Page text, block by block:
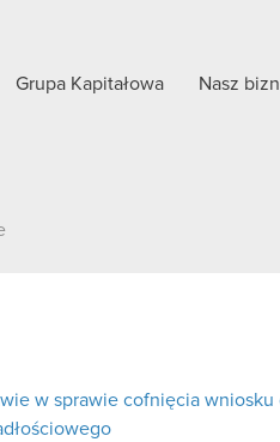
Grupa Kapitałowa Nasz
w sprawie cofnięcia wniosku